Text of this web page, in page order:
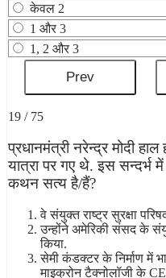
केवल 2
1 और 3
1, 2 और 3
19 / 75
प्रधानमंत्री नरेन्‍द्र मोदी
यात्रा पर गए थे. इस सन्दर्भ
कथन सत्य है/हैं?
वे संयुक्त राष्ट्र सुरक्षा
उन्होंने अमेरिकी संसद के
किया.
सेमी कंडक्‍टर के निर्माण में
माइक्रोन टैक्‍नोलॉजी के